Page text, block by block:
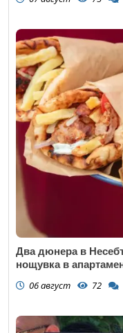
Два дюнера в
нощувка в
06 август 72